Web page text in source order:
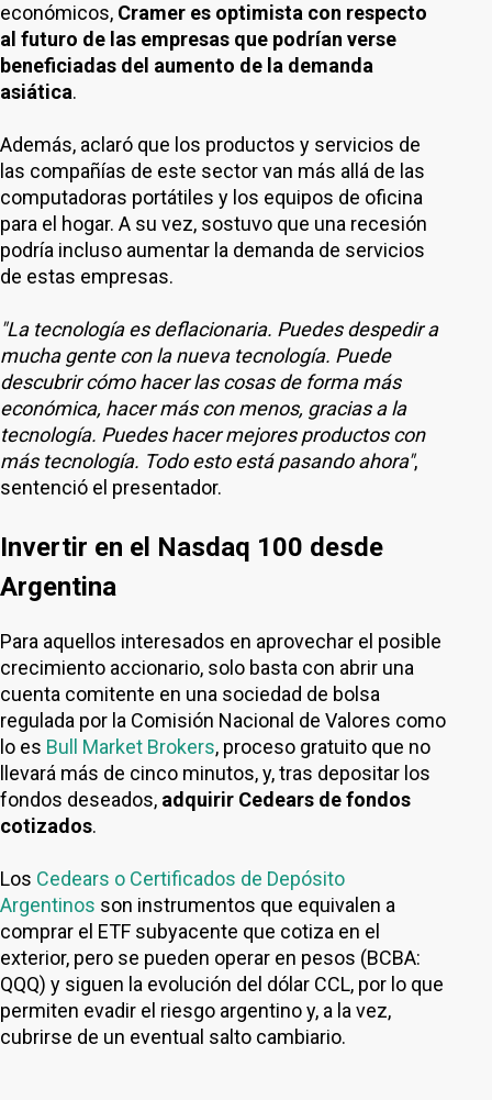
económicos, Cramer es optimista con respecto
al futuro de las empresas que podrían verse
beneficiadas del aumento de la demanda
asiática.
Además, aclaró que los productos y servicios de
las compañías de este sector van más allá de las
computadoras portátiles y los equipos de oficina
para el hogar. A su vez, sostuvo que una recesión
podría incluso aumentar la demanda de servicios
de estas empresas.
"La tecnología es deflacionaria. Puedes despedir a
mucha gente con la nueva tecnología. Puede
descubrir cómo hacer las cosas de forma más
económica, hacer más con menos, gracias a la
tecnología. Puedes hacer mejores productos con
más tecnología. Todo esto está pasando ahora",
sentenció el presentador.
Invertir en el Nasdaq 100 desde
Argentina
Para aquellos interesados en aprovechar el posible
crecimiento accionario, solo basta con abrir una
cuenta comitente en una sociedad de bolsa
regulada por la Comisión Nacional de Valores como
lo es Bull Market Brokers, proceso gratuito que no
llevará más de cinco minutos, y, tras depositar los
fondos deseados, adquirir Cedears de fondos
cotizados.
Los Cedears o Certificados de Depósito
Argentinos son instrumentos que equivalen a
comprar el ETF subyacente que cotiza en el
exterior, pero se pueden operar en pesos (BCBA:
QQQ) y siguen la evolución del dólar CCL, por lo que
permiten evadir el riesgo argentino y, a la vez,
cubrirse de un eventual salto cambiario.